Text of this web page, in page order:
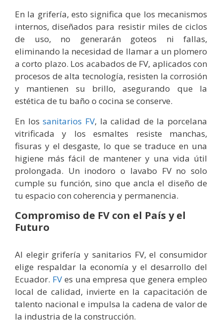
En la grifería, esto significa que los mecanismos
internos, diseñados para resistir miles de ciclos
de uso, no generarán goteos ni fallas,
eliminando la necesidad de llamar a un plomero
a corto plazo. Los acabados de FV, aplicados con
procesos de alta tecnología, resisten la corrosión
y mantienen su brillo, asegurando que la
estética de tu baño o cocina se conserve.
En lossanitarios FV, la calidad de la porcelana
vitrificada y los esmaltes resiste manchas,
fisuras y el desgaste, lo que se traduce en una
higiene más fácil de mantener y una vida útil
prolongada. Un inodoro o lavabo FV no solo
cumple su función, sino que ancla el diseño de
tu espacio con coherencia y permanencia.
Compromiso de FV con el País y el
Futuro
Al elegir grifería y sanitarios FV, el consumidor
elige respaldar la economía y el desarrollo del
Ecuador. FVes una empresa que genera empleo
local de calidad, invierte en la capacitación de
talento nacional e impulsa la cadena de valor de
la industria de la construcción.